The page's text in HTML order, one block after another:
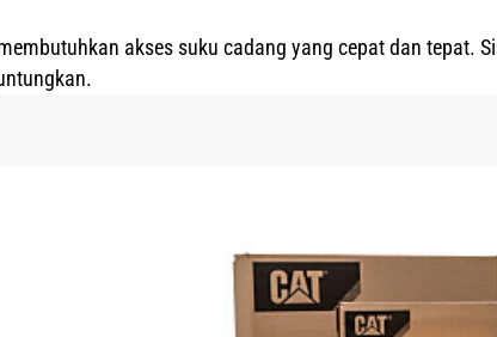
akses suku cadang yang cepat dan tepat.